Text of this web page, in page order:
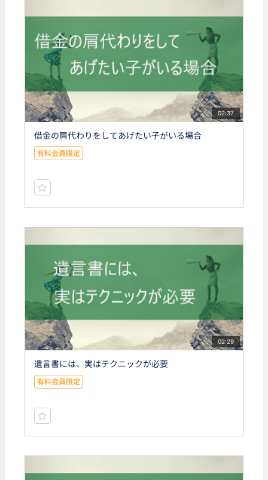
02:37
借金の肩代わりをしてあげたい子がいる場合
有料会員限定
02:29
遺言書には、実はテクニックが必要
有料会員限定